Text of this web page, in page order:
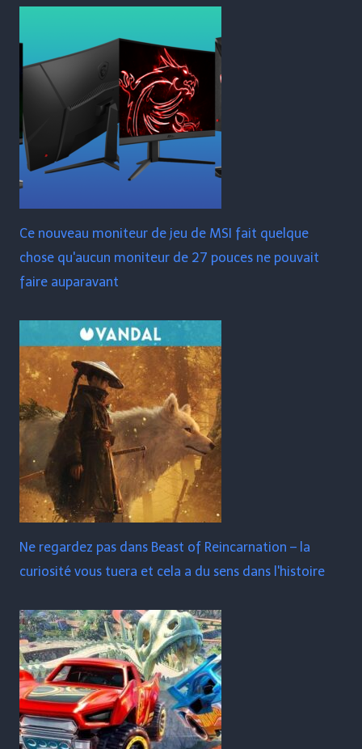
Ce nouveau moniteur de jeu de MSI fait quelque
chose qu'aucun moniteur de 27 pouces ne pouvait
faire auparavant
Ne regardez pas dans Beast of Reincarnation – la
curiosité vous tuera et cela a du sens dans l'histoire